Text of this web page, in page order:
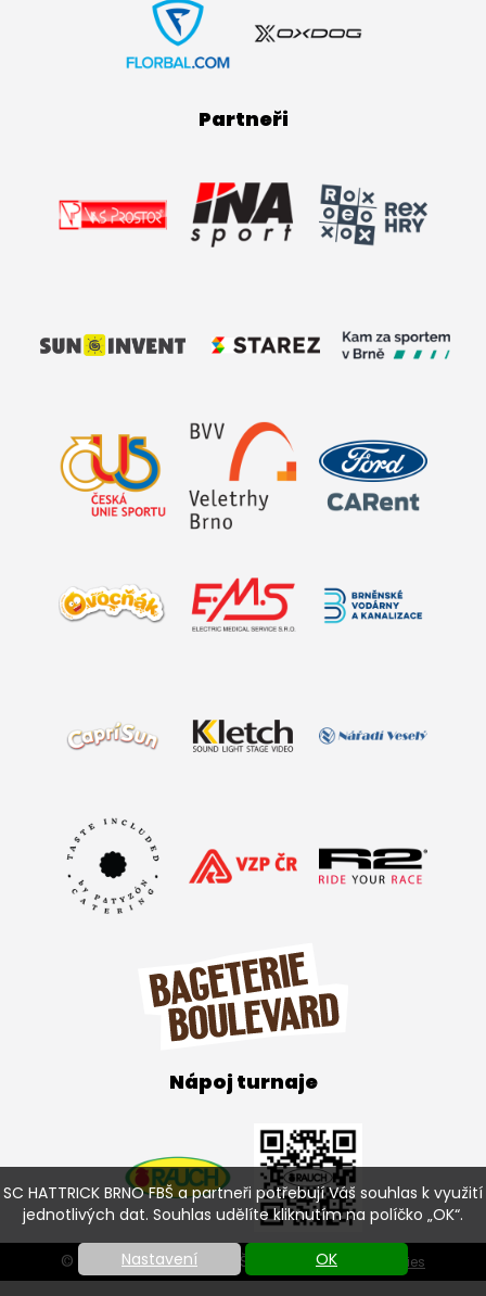
SC HATTRICK BRNO FBŠ a partneři potřebují Váš souhlas k využití
jednotlivých dat. Souhlas udělíte kliknutím na políčko „OK“.
Nastavení OK
Partneři
Nápoj turnaje
© SC HATTRICK BRNO FBŠ 2026 | Nastavení cookies